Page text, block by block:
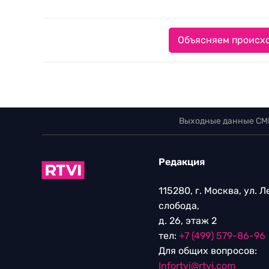
Объясняем
Выходные данные
Редакция
115280, г. Москва, ул.
слобода,
д. 26, этаж 2
тел: +7 (499) 579-86-96
Для общих вопросов:
Infortvi@rtvi.com